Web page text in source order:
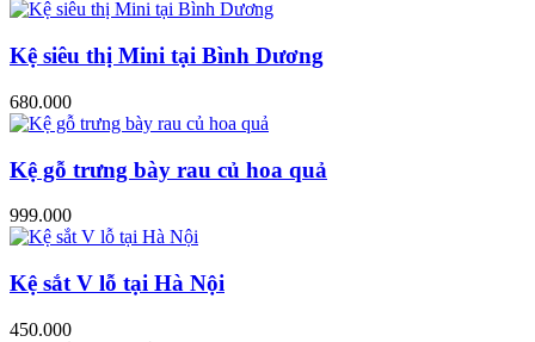
Kệ siêu thị Mini tại Bình Dương
680.000
Kệ gỗ trưng bày rau củ hoa quả
999.000
Kệ sắt V lỗ tại Hà Nội
450.000